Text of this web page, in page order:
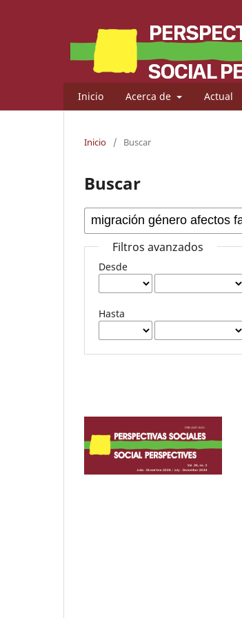
Inicio Acerca de Actual
Inicio / Buscar
Buscar
Filtros avanzados
Desde
Hasta